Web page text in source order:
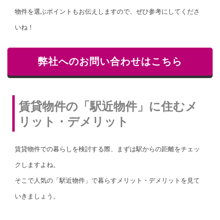
物件を選ぶポイントもお伝えしますので、ぜひ参考にしてくださ
いね！
弊社へのお問い合わせはこちら
賃貸物件の「駅近物件」に住むメ
リット・デメリット
賃貸物件での暮らしを検討する際、まずは駅からの距離をチェッ
クしますよね。
そこで人気の「駅近物件」で暮らすメリット・デメリットを見て
いきましょう。